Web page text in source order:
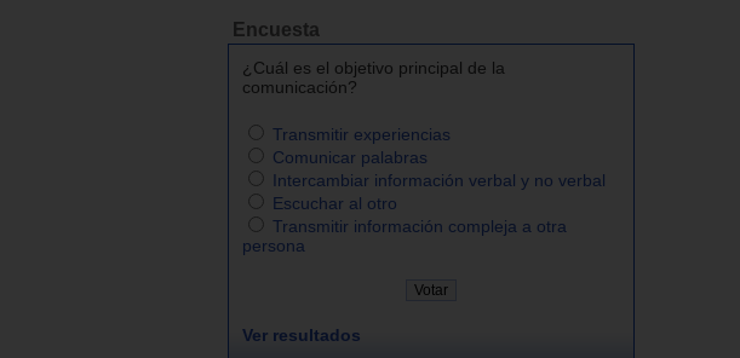
Encuesta
¿Cuál es el objetivo principal de la
comunicación?
Transmitir experiencias
Comunicar palabras
Intercambiar información verbal y no verbal
Escuchar al otro
Transmitir información compleja a otra
persona
Ver resultados